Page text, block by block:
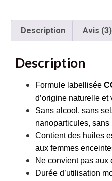
Description Avis (3)
Description
Formule labellisée
d’origine naturelle et
Sans alcool, sans
nanoparticules, sans
Contient des huiles
aux femmes
Ne convient pas aux
Durée d’utilisation